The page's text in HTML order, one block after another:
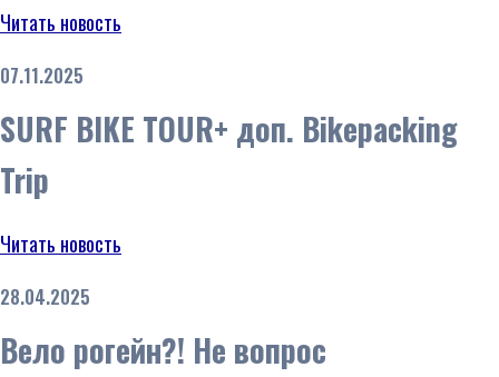
Читать новость
07.11.2025
SURF BIKE TOUR+ доп. Bikepacking
Trip
Читать новость
28.04.2025
Вело рогейн?! Не вопрос